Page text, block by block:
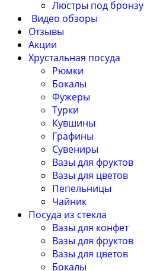
Люстры под бронзу
Видео обзоры
Отзывы
Акции
Хрустальная посуда
Рюмки
Бокалы
Фужеры
Турки
Кувшины
Графины
Сувениры
Вазы для фруктов
Вазы для цветов
Пепельницы
Чайник
Посуда из стекла
Вазы для конфет
Вазы для фруктов
Вазы для цветов
Бокалы